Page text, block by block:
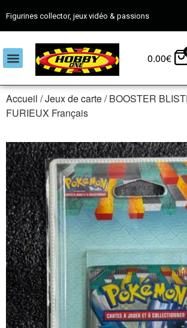
Figurines collector, jeux vidéo & passions
0.00€
Accueil /Jeux de carte/ BOOSTER
FURIEUX Français